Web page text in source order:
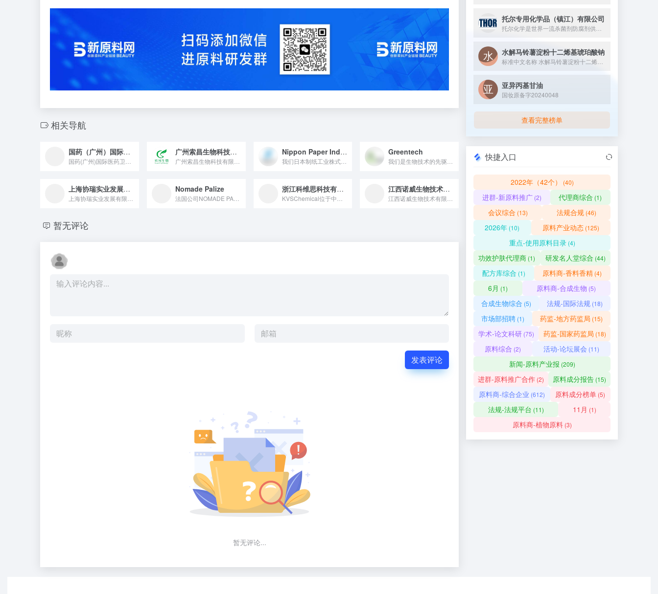
相关导航
国药（广州）国际医药卫生有限公司 广州索昌生物科技有限公司 Nippon Paper Industries Co.,Ltd
我们日本制纸工业株式会社是一家日本造纸公司。Cellenpi...
Greentech
上海协瑞实业发展有限公司 Nomade Palize
法国公司NOMADE PALIZE成立于2004年，在伊朗拥...
浙江科维思科技有限公司 江西诺威生物技术有限公司
暂无评论
发表评论
暂无评论...
托尔专用化学品（镇江）有限公司
水解马铃薯淀粉十二烯基琥珀酸钠
亚异丙基甘油
国妆原备字20240048
查看完整榜单
快捷入口
2022年（42个） (40)
进群-新原料推广(2) 代理商综合 (1)
会议综合 (13) 法规合规(46)
2026年 (10) 原料产业动态(125)
重点-使用原料目录(4)
功效护肤代理商 (1) 研发名人堂综合 (44)
配方库综合 (1) 原料商-香料香精 (4)
6月 (1) 原料商-合成生物 (5)
合成生物综合 (5) 法规-国际法规 (18)
市场部招聘 (1) 药监-地方药监局 (15)
学术-论文科研(75) 药监-国家药监局 (18)
原料综合 (2) 活动-论坛展会 (11)
新闻-原料产业报 (209)
进群-原料推广合作 (2) 原料成分报告 (15)
原料商-综合企业 (612) 原料成分榜单 (5)
法规-法规平台 (11) 11月 (1)
原料商-植物原料(3)